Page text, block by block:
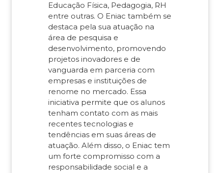
Educação Física, Pedagogia, RH
entre outras. O Eniac também se
destaca pela sua atuação na
área de pesquisa e
desenvolvimento, promovendo
projetos inovadores e de
vanguarda em parceria com
empresas e instituições de
renome no mercado. Essa
iniciativa permite que os alunos
tenham contato com as mais
recentes tecnologias e
tendências em suas áreas de
atuação. Além disso, o Eniac tem
um forte compromisso com a
responsabilidade social e a